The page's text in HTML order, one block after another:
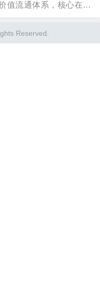
值流通体系，核心在于
Reserved.